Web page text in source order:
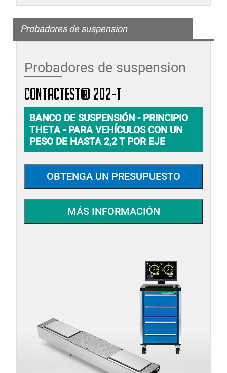
Probadores de suspension
Probadores de suspension
CONTACTEST® 202-T
BANCO DE SUSPENSIÓN - PRINCIPIO
THETA - PARA VEHÍCULOS CON UN
PESO DE HASTA 2,2 T POR EJE
OBTENGA UN PRESUPUESTO
MÁS INFORMACIÓN